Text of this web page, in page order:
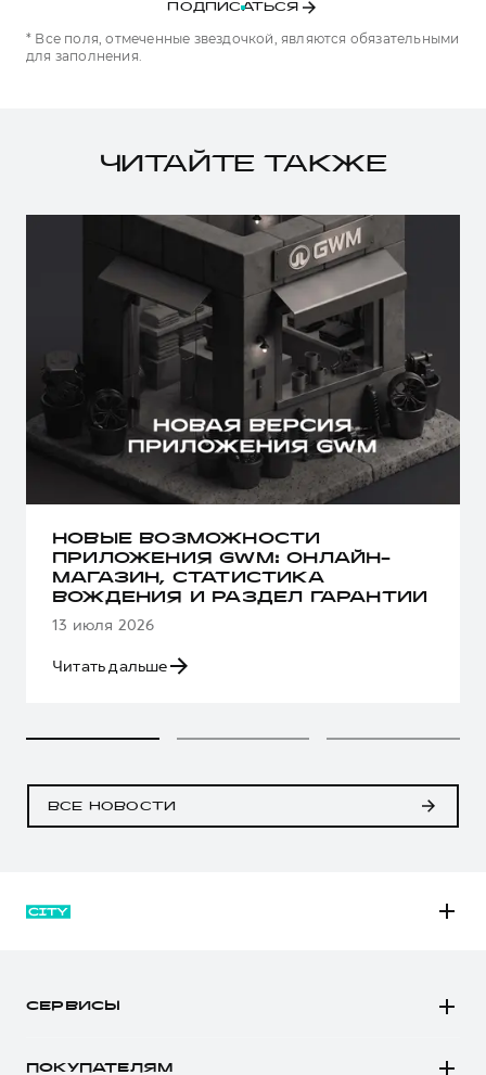
ПОДПИСАТЬСЯ
* Все поля, отмеченные звездочкой, являются обязательными
для заполнения.
ЧИТАЙТЕ ТАКЖЕ
НОВЫЕ ВОЗМОЖНОСТИ
ПРИЛОЖЕНИЯ GWM: ОНЛАЙН-
МАГАЗИН, СТАТИСТИКА
ВОЖДЕНИЯ И РАЗДЕЛ ГАРАНТИИ
13 июля 2026
Читать дальше
ВСЕ НОВОСТИ
СЕРВИСЫ
ПОКУПАТЕЛЯМ